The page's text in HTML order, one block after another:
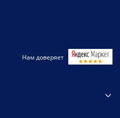
Нам доверяет